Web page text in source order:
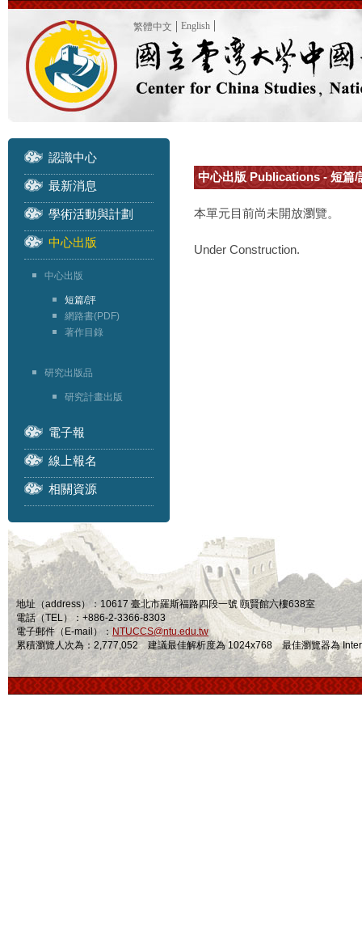
繁體中文 English
認識中心
最新消息
學術活動與計劃
中心出版
中心出版
短篇/評
網路書(PDF)
著作目錄
研究出版品
研究計畫出版
電子報
線上報名
相關資源
中心出版 Publications - 短篇
本單元目前尚未開放瀏覽。
Under Construction.
地址（address）：10617 臺北市羅斯福路四段一號 頤賢館六樓638室
電話（TEL）：+886-2-3366-8303
電子郵件（E-mail）： NTUCCS@ntu.edu.tw
累積瀏覽人次為：2,777,052 建議最佳解析度為 1024x768 最佳瀏覽器為